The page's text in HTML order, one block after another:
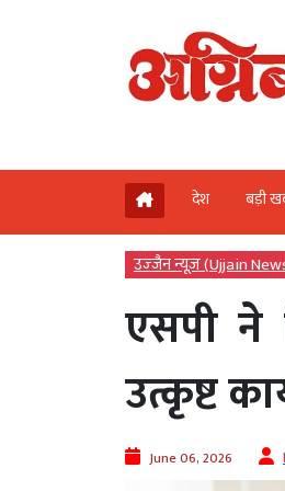
देश बड़ी
उज्‍जैन न्यूज़ (Ujjain
एसपी ने
उत्कृष्ट
June 06, 2026